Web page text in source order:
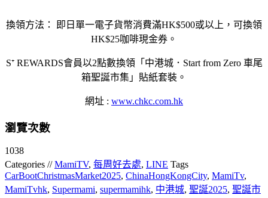
換領方法： 即日單一電子貨幣消費滿HK$500或以上，可換領
HK$25咖啡現金券。
S⁺ REWARDS會員以2點數換領「中港城．Start from Zero 車尾
箱聖誕市集」貼紙套裝。
網址 : www.chkc.com.hk
瀏覽次數
1038
Categories //MamiTV, 每周好去處, LINE Tags
CarBootChristmasMarket2025, ChinaHongKongCity, MamiTv,
MamiTvhk, Supermami, supermamihk, 中港城, 聖誕2025, 聖誕市